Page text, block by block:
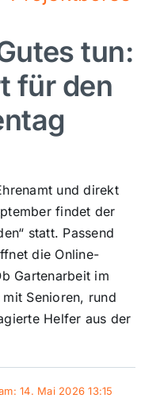
tun:
für den
und direkt
findet der
statt. Passend
die Online-
Gartenarbeit im
Senioren, rund
Helfer aus der
14. Mai 2026 13:15